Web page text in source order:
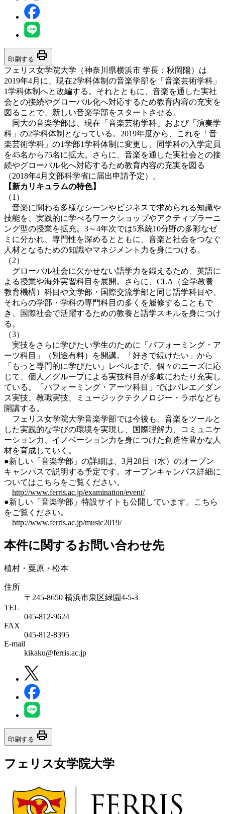
印刷する print
フェリス女学院大学（神奈川県横浜市 学長：秋岡陽）は
2019年4月に、現在2学科体制の音楽学部を「音楽芸術学科」
1学科体制へと改編する。それとともに、音楽を通した実社
会との接続やグローバル化へ対応するため教育内容の充実を
図ることで、新しい音楽学部をスタートさせる。
同大の音楽学部は、現在「音楽芸術学科」および「演奏学
科」の2学科体制となっている。2019年度から、これを「音
楽芸術学科」の1学部1学科体制に変更し、同学科の入学定員
を45名から75名に拡大。さらに、音楽を通した実社会との接
続やグローバル化へ対応するため教育内容の充実を図る
（2018年4月文部科学省に届出申請予定）。
【新カリキュラムの特色】
（1）
音楽に関わる多様なシーンやビジネスで求められる知識や
技能を、実践的に学べるワークショップやアクティブラーニ
ング型の授業を拡充。3～4年次では5系統10分野の多彩なゼ
ミに分かれ、専門性を深めるとともに、音楽と社会をつなぐ
人材となるための知識やマネジメント力を身につける。
（2）
グローバル社会に欠かせない語学力を鍛えるため、英語に
よる授業や海外実習科目を展開。さらに、CLA（全学教養
教育機構）科目や文学部・国際交流学部と同じ語学科目や、
それらの学部・学科の専門科目の多くを履修することもで
き、国際社会で活躍するための教養と語学スキルを身につけ
る。
（3）
実技をさらに学びたい学生のために「パフォーミング・ア
ーツ科目」（別途有料）を開講。「好きで続けたい」から
「もっと専門的に学びたい」レベルまで、個々のニーズに応
じて、個人／グループによる実技科目が多岐にわたり充実し
ている。「パフォーミング・アーツ科目」ではバレエ／ダン
ス実技、教職実技、ミュージックテクノロジー・ラボなども
開講する。
フェリス女学院大学音楽学部では今後も、音楽をツールと
した実践的な学びの環境を実現し、国際理解力、コミュニケ
ーション力、イノベーション力を身につけた創造性豊かな人
材を育成していく。
●新しい「音楽学部」の詳細は、3月28日（水）のオープン
キャンパスで説明する予定です。オープンキャンパス詳細に
ついてはこちらをご覧ください。
http://www.ferris.ac.jp/examination/event/
●新しい「音楽学部」特設サイトも公開しています。こちら
をご覧ください。
http://www.ferris.ac.jp/music2019/
本件に関するお問い合わせ先
植村・粟原・松本
住所
〒245-8650 横浜市泉区緑園4-5-3
TEL
045-812-9624
FAX
045-812-8395
E-mail
kikaku@ferris.ac.jp
印刷する print
フェリス女学院大学